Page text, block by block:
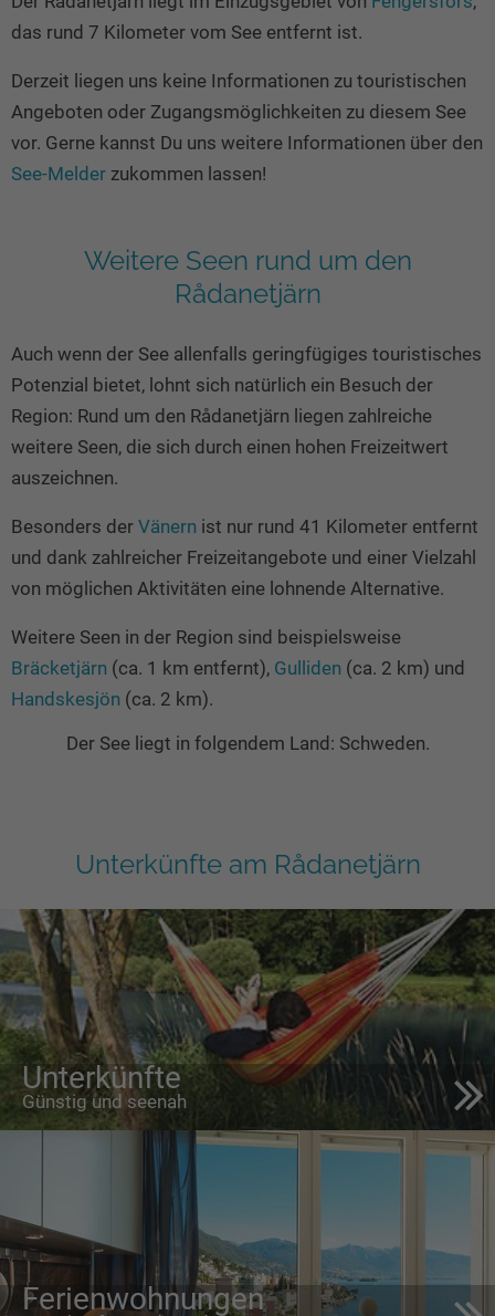
Glamping
Seen in Europa
Österreich
Schweiz
Frankreich
Niederlande
alle Länder…
das rund 7 Kilometer vom See entfernt ist.
Derzeit liegen uns keine Informationen zu touristischen
Angeboten oder Zugangsmöglichkeiten zu diesem See
vor. Gerne kannst Du uns weitere Informationen über den
See-Melder zukommen lassen!
Weitere Seen rund um den
Rådanetjärn
Auch wenn der See allenfalls geringfügiges touristisches
Potenzial bietet, lohnt sich natürlich ein Besuch der
Region: Rund um den Rådanetjärn liegen zahlreiche
weitere Seen, die sich durch einen hohen Freizeitwert
auszeichnen.
Besonders der Vänern ist nur rund 41 Kilometer entfernt
und dank zahlreicher Freizeitangebote und einer Vielzahl
von möglichen Aktivitäten eine lohnende Alternative.
Weitere Seen in der Region sind beispielsweise
Bräcketjärn (ca. 1 km entfernt), Gulliden (ca. 2 km) und
Handskesjön (ca. 2 km).
Der See liegt in folgendem Land: Schweden.
Unterkünfte am Rådanetjärn
Unterkünfte
Günstig und seenah
Ferienwohnungen